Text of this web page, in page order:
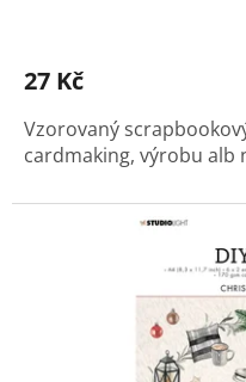
27 Kč
Vzorovaný
cardmaking, výrobu alb